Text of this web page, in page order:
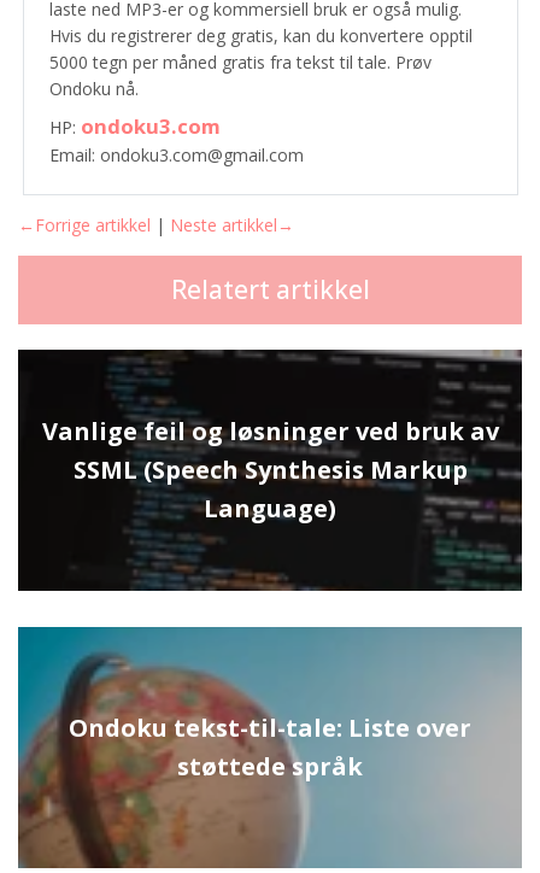
laste ned MP3-er og kommersiell bruk er også mulig.
Hvis du registrerer deg gratis, kan du konvertere opptil
5000 tegn per måned gratis fra tekst til tale. Prøv
Ondoku nå.
HP: ondoku3.com
Email: ondoku3.com@gmail.com
←Forrige artikkel | Neste artikkel→
Relatert artikkel
Vanlige feil og løsninger ved bruk av
SSML (Speech Synthesis Markup
Language)
Ondoku tekst-til-tale: Liste over
støttede språk